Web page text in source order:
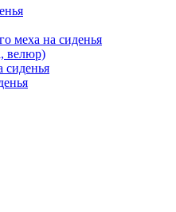
меха на сиденья
велюр)
сиденья